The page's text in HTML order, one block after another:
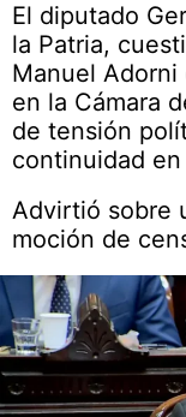
El diputado
la Patria,
Manuel
en la Cámara
de tensión
continuidad
Advirtió sobre
moción de